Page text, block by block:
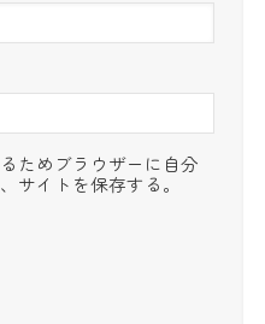
ためブラウザーに自分
サイトを保存する。